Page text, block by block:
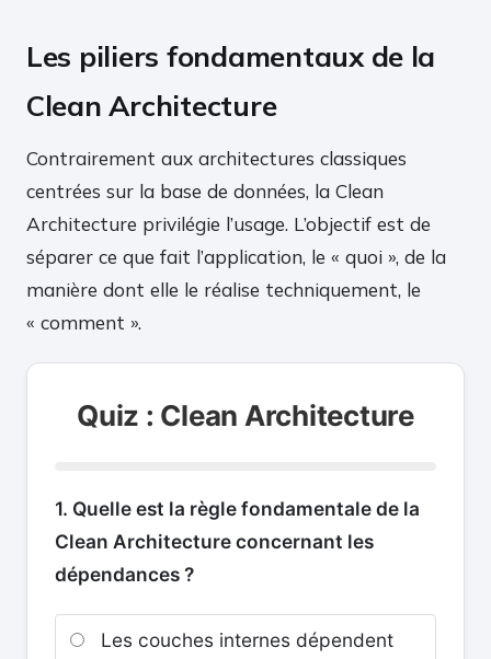
Les piliers fondamentaux de la
Clean Architecture
Contrairement aux architectures classiques
centrées sur la base de données, la Clean
Architecture privilégie l’usage. L’objectif est de
séparer ce que fait l’application, le « quoi », de la
manière dont elle le réalise techniquement, le
« comment ».
Quiz : Clean Architecture
1. Quelle est la règle fondamentale de la
Clean Architecture concernant les
dépendances ?
Les couches internes dépendent